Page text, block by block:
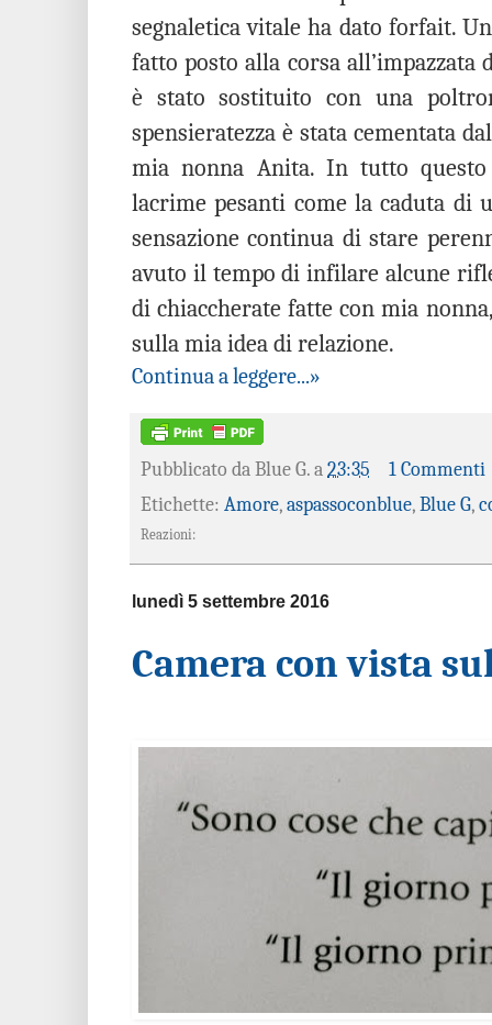
segnaletica vitale ha dato forfait.
fatto posto alla corsa
è stato sostituito con una
spensieratezza è stata cementata
mia nonna Anita. In tutto
lacrime pesanti come la caduta di
sensazione continua di stare
avuto il tempo di infilare alcune
di chiaccherate fatte con mia
sulla mia idea di relazione.
Continua a leggere...»
Pubblicato da Blue G. a 23:35
1 Commenti
Etichette: Amore, aspassoconblue, Blue G,
Reazioni:
lunedì 5 settembre 2016
Camera con vista